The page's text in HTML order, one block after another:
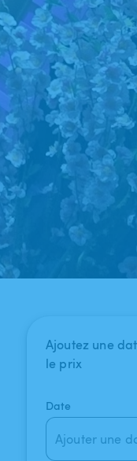
Ajoutez une
le prix
Date
Ajouter une